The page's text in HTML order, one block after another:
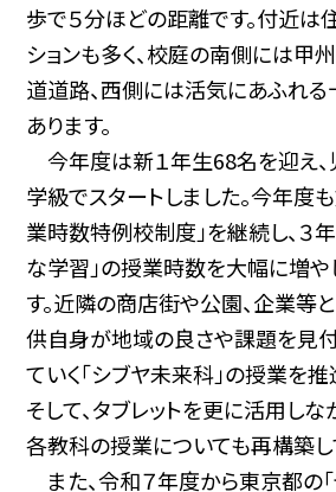
歩で５分ほどの距離です。付近は
ションも多く、校庭の南側には甲
道道路、西側には活気にあふれ
あります。
今年度は新１年生68名を迎え
学級でスタートしました。今年度
業時数特例校制度」を継続し、３
な学習」の授業時数を大幅に増や
す。近隣の商店街や公園、企業等
供自身が地域の良さや課題を見
ていく「シブヤ未来科」の授業を推
そして、タブレットを更に活用しな
各教科の授業についても再構築し
また、令和７年度から東京都の